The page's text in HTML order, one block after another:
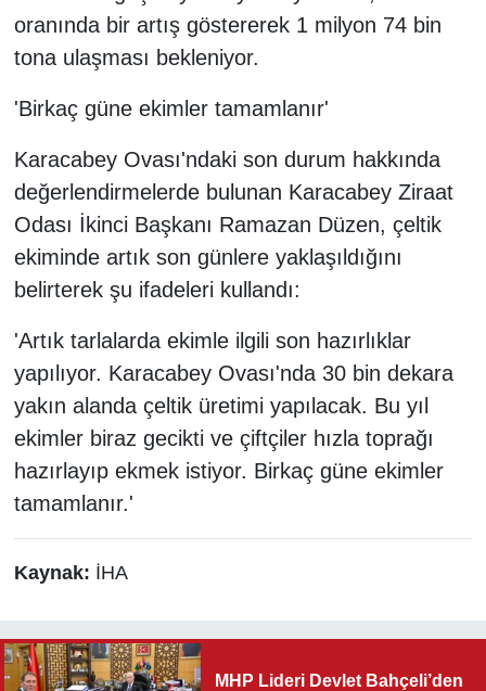
oranında bir artış göstererek 1 milyon 74 bin
tona ulaşması bekleniyor.
'Birkaç güne ekimler tamamlanır'
Karacabey Ovası'ndaki son durum hakkında
değerlendirmelerde bulunan Karacabey Ziraat
Odası İkinci Başkanı Ramazan Düzen, çeltik
ekiminde artık son günlere yaklaşıldığını
belirterek şu ifadeleri kullandı:
'Artık tarlalarda ekimle ilgili son hazırlıklar
yapılıyor. Karacabey Ovası'nda 30 bin dekara
yakın alanda çeltik üretimi yapılacak. Bu yıl
ekimler biraz gecikti ve çiftçiler hızla toprağı
hazırlayıp ekmek istiyor. Birkaç güne ekimler
tamamlanır.'
Kaynak: İHA
MHP Lideri Devlet Bahçeli’den